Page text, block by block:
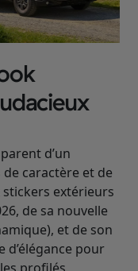
d’un
caractère et de
extérieurs
de sa nouvelle
et de son
pour